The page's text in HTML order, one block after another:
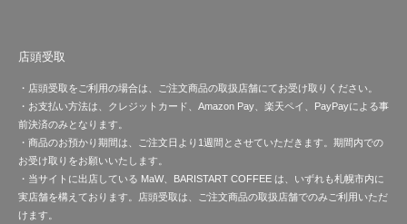
店頭受取
・店頭受取をご利用の場合は、ご注文商品の取扱店舗にてお受け取りください。
・お支払い方法は、クレジットカード、Amazon Pay、楽天ペイ、PayPayによる事
前決済のみとなります。
・商品のお預かり期間は、ご注文日より1週間とさせていただきます。期間内での
お受け取りをお願いいたします。
・当サイトに出店している MaW、BARISTART COFFEE は、いずれも札幌市内に
実店舗を構えております。店頭受取は、ご注文商品の取扱店舗でのみご利用いただ
けます。